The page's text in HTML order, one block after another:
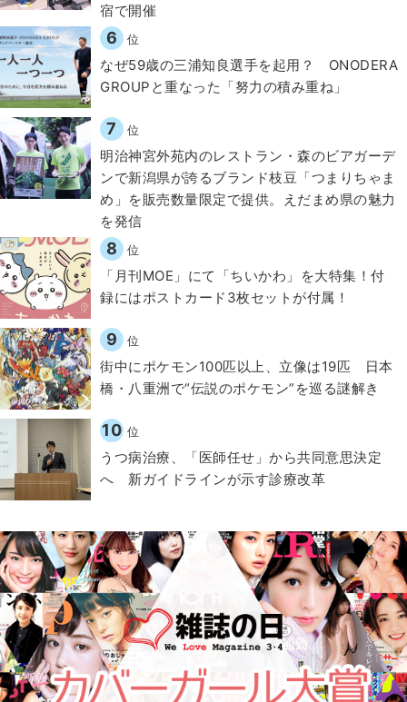
宿で開催
6 位
なぜ59歳の三浦知良選手を起用？ ONODERA
GROUPと重なった「努力の積み重ね」
7 位
明治神宮外苑内のレストラン・森のビアガーデ
ンで新潟県が誇るブランド枝豆「つまりちゃま
め」を販売数量限定で提供。えだまめ県の魅力
を発信
8 位
「月刊MOE」にて「ちいかわ」を大特集！付
録にはポストカード3枚セットが付属！
9 位
街中にポケモン100匹以上、立像は19匹 日本
橋・八重洲で“伝説のポケモン”を巡る謎解き
10 位
うつ病治療、「医師任せ」から共同意思決定
へ 新ガイドラインが示す診療改革